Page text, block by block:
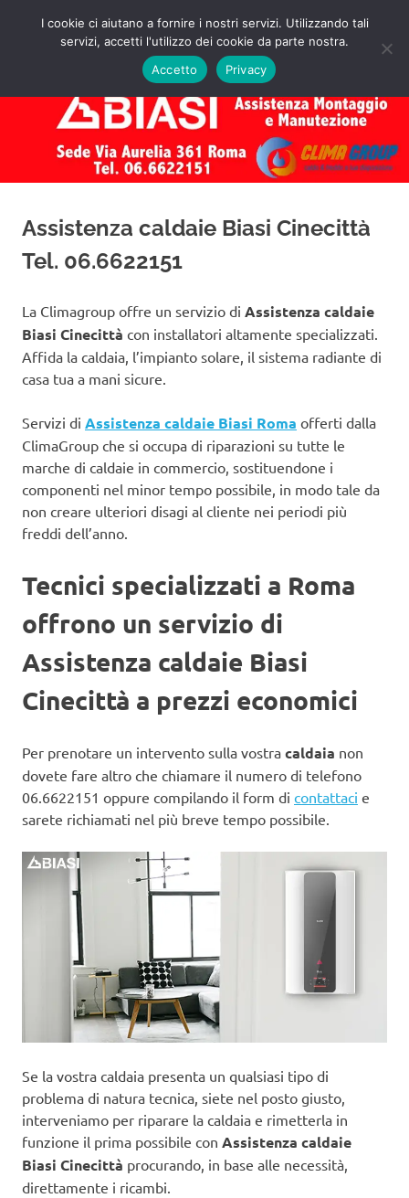
Assistenza
Caldaie
Biasi
Roma
Preventivo!
MENU
Assistenza caldaie Biasi Cinecittà
Tel. 06.6622151
La Climagroup offre un servizio di Assistenza caldaie
Biasi Cinecittà con installatori altamente specializzati.
Affida la caldaia, l’impianto solare, il sistema radiante di
casa tua a mani sicure.
Servizi di Assistenza caldaie Biasi Roma offerti dalla
ClimaGroup che si occupa di riparazioni su tutte le
marche di caldaie in commercio, sostituendone i
componenti nel minor tempo possibile, in modo tale da
non creare ulteriori disagi al cliente nei periodi più
freddi dell’anno.
Tecnici specializzati a Roma
offrono un servizio di
Assistenza caldaie Biasi
Cinecittà a prezzi economici
Per prenotare un intervento sulla vostra caldaia non
dovete fare altro che chiamare il numero di telefono
06.6622151 oppure compilando il form di contattaci e
sarete richiamati nel più breve tempo possibile.
Se la vostra caldaia presenta un qualsiasi tipo di
problema di natura tecnica, siete nel posto giusto,
interveniamo per riparare la caldaia e rimetterla in
funzione il prima possibile con Assistenza caldaie
Biasi Cinecittà procurando, in base alle necessità,
direttamente i ricambi.
I cookie ci aiutano a fornire i nostri servizi. Utilizzando tali
servizi, accetti l'utilizzo dei cookie da parte nostra.
Accetto
Privacy